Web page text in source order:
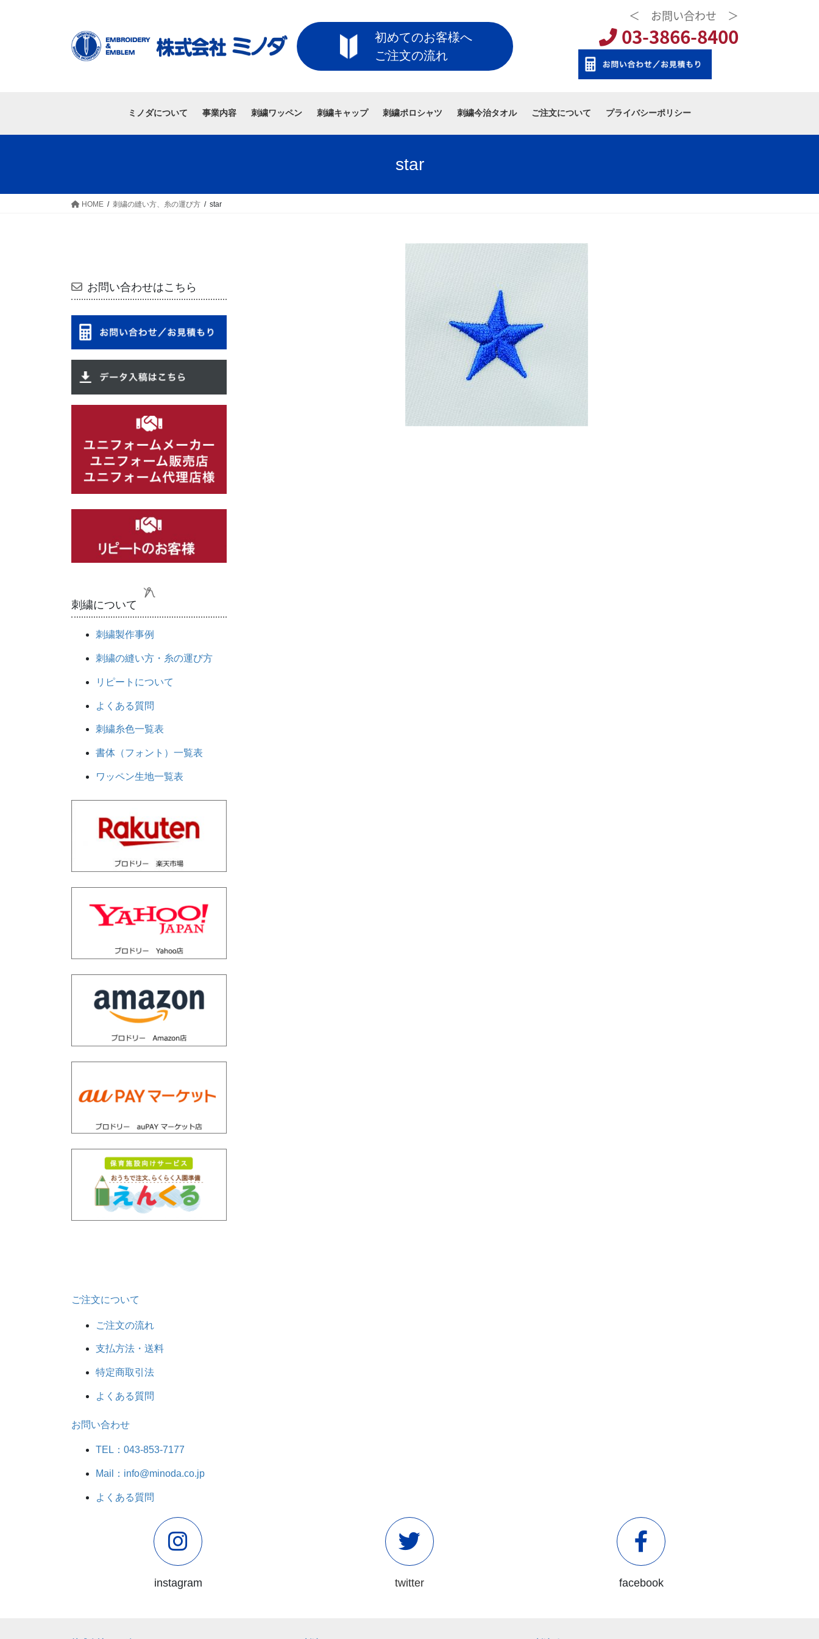
初めてのお客様へ
ご注文の流れ
＜ お問い合わせ ＞
03-3866-8400
ミノダについて 事業内容 刺繍ワッペン 刺繍キャップ 刺繍ポロシャツ 刺繍今治タオル ご注文について プライバシーポリシー
star
HOME 刺繍の縫い⽅、⽷の運び⽅ star
お問い合わせはこちら
刺繍について
刺繍製作事例
刺繍の縫い方・糸の運び方
リピートについて
よくある質問
刺繍糸色一覧表
書体（フォント）一覧表
ワッペン生地一覧表
ご注文について
ご注文の流れ
支払方法・送料
特定商取引法
よくある質問
お問い合わせ
TEL：043-853-7177
Mail：info@minoda.co.jp
よくある質問
instagram twitter facebook